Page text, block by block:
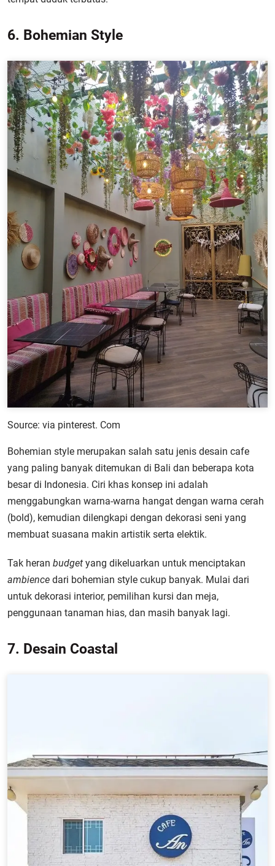
6. Bohemian Style
Source: via pinterest. Com
Bohemian style merupakan salah satu jenis desain cafe
yang paling banyak ditemukan di Bali dan beberapa kota
besar di Indonesia. Ciri khas konsep ini adalah
menggabungkan warna-warna hangat dengan warna cerah
(bold), kemudian dilengkapi dengan dekorasi seni yang
membuat suasana makin artistik serta elektik.
Tak heran budget yang dikeluarkan untuk menciptakan
ambience dari bohemian style cukup banyak. Mulai dari
untuk dekorasi interior, pemilihan kursi dan meja,
penggunaan tanaman hias, dan masih banyak lagi.
7. Desain Coastal